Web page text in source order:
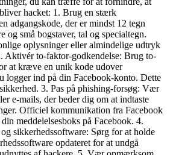
hacket: 1. Brug en stærk
adgangskode, der er mindst 12 tegn
og små bogstaver, tal og specialtegn.
oplysninger eller almindelige udtryk
Aktivér to-faktor-godkendelse: Brug to-
at kræve en unik kode udover
logger ind på din Facebook-konto. Dette
3. Pas på phishing-forsøg: Vær
e-mails, der beder dig om at indtaste
Officiel kommunikation fra Facebook
meddelelsesboks på Facebook. 4.
sikkerhedssoftware: Sørg for at holde
opdateret for at undgå